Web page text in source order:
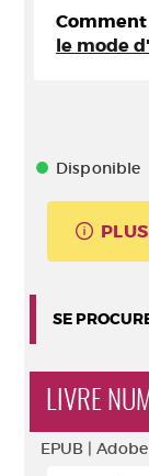
le mode
Disponible
SE
LIVRE
EPUB | Adobe